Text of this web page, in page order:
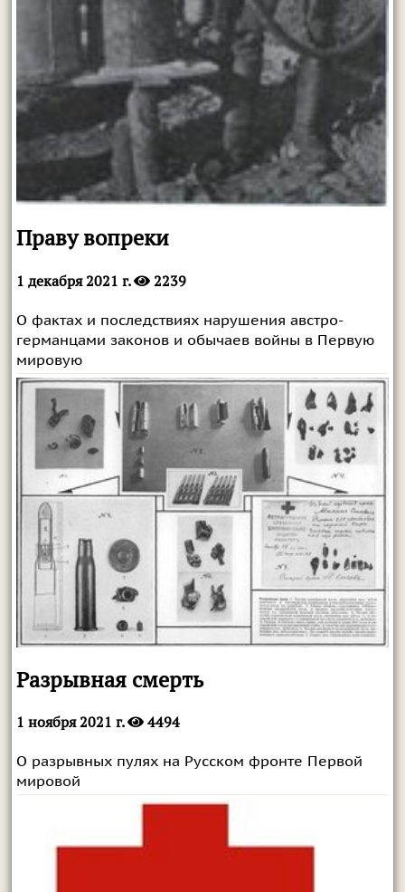
Праву вопреки
1 декабря 2021 г. 2239
О фактах и последствиях нарушения австро-
германцами законов и обычаев войны в Первую
мировую
Разрывная смерть
1 ноября 2021 г. 4494
О разрывных пулях на Русском фронте Первой
мировой